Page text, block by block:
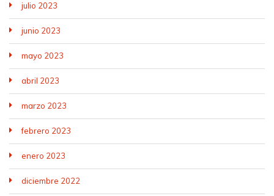
julio 2023
junio 2023
mayo 2023
abril 2023
marzo 2023
febrero 2023
enero 2023
diciembre 2022